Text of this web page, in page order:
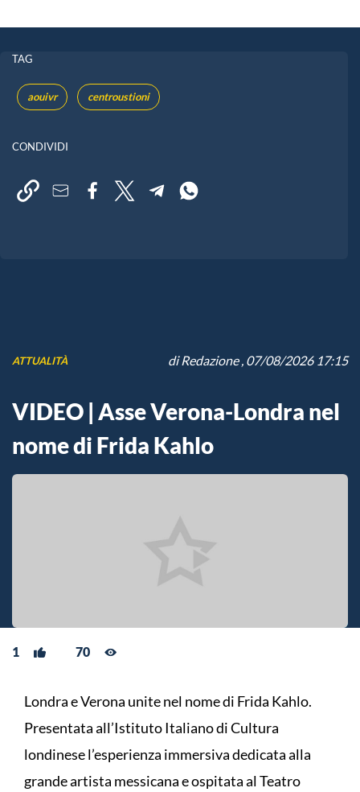
TAG
aouivr centroustioni
CONDIVIDI
ATTUALITÀ diRedazione, 07/08/2026 17:15
VIDEO | Asse Verona-Londra nel
nome di Frida Kahlo
1 70
Londra e Verona unite nel nome di Frida Kahlo.
Presentata all’Istituto Italiano di Cultura
londinese l’esperienza immersiva dedicata alla
grande artista messicana e ospitata al Teatro